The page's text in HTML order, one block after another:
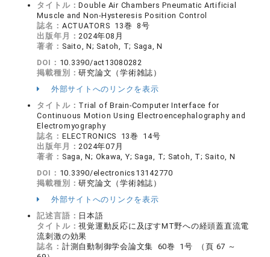
タイトル：Double Air Chambers Pneumatic Artificial
Muscle and Non-Hysteresis Position Control
誌名： ACTUATORS 13巻 8号
出版年月：2024年08月
著者： Saito, N; Satoh, T; Saga, N
DOI： 10.3390/act13080282
掲載種別：研究論文（学術雑誌）
外部サイトへのリンクを表示
タイトル： Trial of Brain-Computer Interface for
Continuous Motion Using Electroencephalography and
Electromyography
誌名： ELECTRONICS 13巻 14号
出版年月：2024年07月
著者： Saga, N; Okawa, Y; Saga, T; Satoh, T; Saito, N
DOI： 10.3390/electronics13142770
掲載種別：研究論文（学術雑誌）
外部サイトへのリンクを表示
記述言語： 日本語
タイトル：視覚運動反応に及ぼすMT野への経頭蓋直流電
流刺激の効果
誌名： 計測自動制御学会論文集 60巻 1号 （頁 67 ～